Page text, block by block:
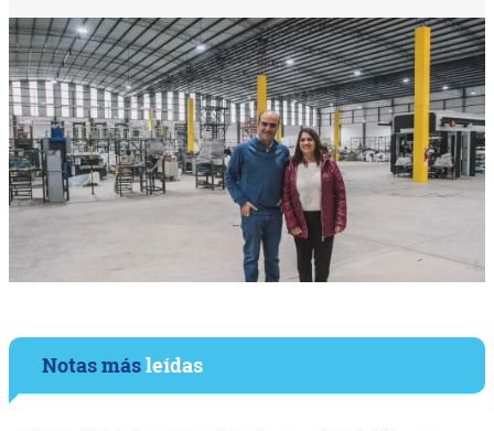
Notas másleídas